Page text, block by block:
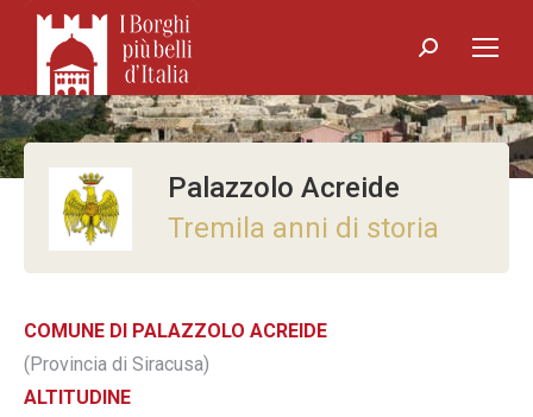
Search:
Palazzolo Acreide
Tremila anni di storia
COMUNE DI PALAZZOLO ACREIDE
(Provincia di Siracusa)
ALTITUDINE